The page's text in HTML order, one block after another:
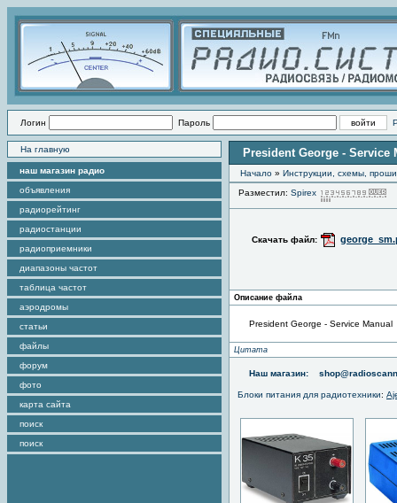
Логин Пароль
На главную
наш магазин радио
объявления
радиорейтинг
радиостанции
радиоприемники
диапазоны частот
таблица частот
аэродромы
статьи
файлы
форум
фото
карта сайта
поиск
поиск
President George - Service
Начало » Инструкции, схемы,
Разместил: Spirex
Скачать файл:
Описание файла
President George - Service Manual
Цитата
Наш магазин:
Блоки питания для радиотехники: